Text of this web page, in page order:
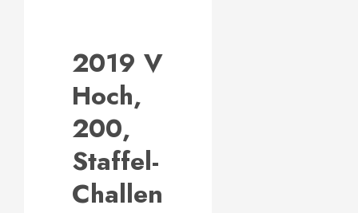
2019 VLV
Hoch,
200,
Staffel-
Challenge